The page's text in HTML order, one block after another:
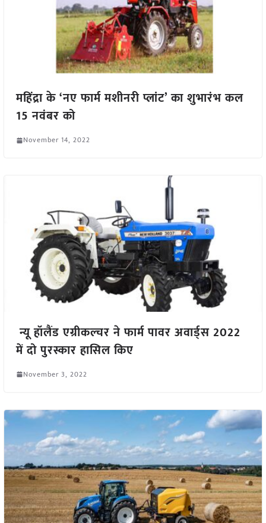
महिंद्रा के ‘नए फार्म मशीनरी प्लांट’ का शुभारंभ कल
15 नवंबर को
November 14, 2022
न्यू हॉलैंड एग्रीकल्चर ने फार्म पावर अवार्ड्स 2022
में दो पुरस्कार हासिल किए
November 3, 2022